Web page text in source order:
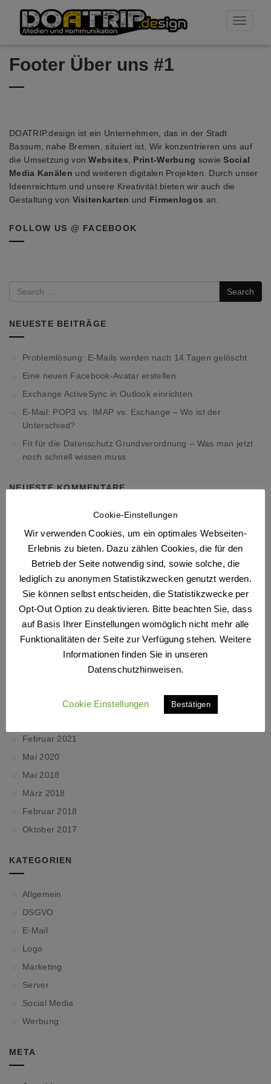
Toggle
Footer Über uns #1
DOATRIP.design ist ein Unternehmen, das in der Stadt
Bassum, nahe Bremen, situiert ist. Wir konzentrieren uns auf
die Umsetzung vonWebsites Print-Werbung sowieSocial
Media Kanälen und weiteren digitalen Projekten. Durch unser
Ideenreichtum und unsere Kreativität bieten wir auch die
Gestaltung von Visitenkarten und Firmenlogos an.
FOLLOW US @ FACEBOOK
Search
NEUESTE BEITRÄGE
Problemlösung: E-Mails werden nach 14 Tagen gelöscht
Eine neuen Facebook-Avatar erstellen
Exchange ActiveSync in Outlook einrichten.
E-Mail: POP3 vs. IMAP vs. Exchange – Wo ist der
Unterschied?
Fit für die Datenschutz Grundverordnung – Was man jetzt
noch schnell wissen muss
NEUESTE KOMMENTARE
Exchange ActiveSync in Outlook einrichten.
Problemlösung: E-Mails werden nach 14 Tagen gelöscht –
DOATRIP.designzuExchange ActiveSync in Outlook
einrichten.
Problemlösung: E-Mails werden nach 14 Tagen gelöscht –
DOATRIP.designzuE-Mail: POP3 vs. IMAP vs. Exchange –
Wo ist der Unterschied?
Ulrich Köhncke zuWordPress: Datenschutzerklärung und
Impressum auch auf Login-Seite
Ulrich KöhnckezuWordPress: Datenschutzerklärung und
Impressum auch auf Login-Seite
Februar 2021
Mai 2020
Mai 2018
März 2018
Februar 2018
Oktober 2017
KATEGORIEN
Allgemein
DSGVO
E-Mail
Logo
Marketing
Server
Social Media
Werbung
META
Cookie-Einstellungen
Wir verwenden Cookies, um ein optimales Webseiten-
Erlebnis zu bieten. Dazu zählen Cookies, die für den
Betrieb der Seite notwendig sind, sowie solche, die
lediglich zu anonymen Statistikzwecken genutzt werden.
Sie können selbst entscheiden, die Statistikzwecke per
Opt-Out Option zu deaktivieren. Bitte beachten Sie, dass
auf Basis Ihrer Einstellungen womöglich nicht mehr alle
Funktionalitäten der Seite zur Verfügung stehen. Weitere
Informationen finden Sie in unseren
Datenschutzhinweisen.
Cookie Einstellungen Bestätigen